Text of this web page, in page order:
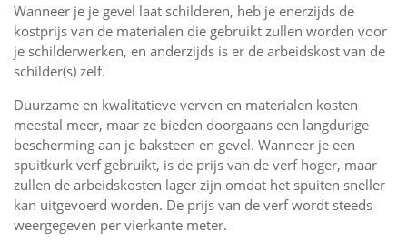
Wanneer je je gevel laat schilderen, heb je enerzijds de
kostprijs van de materialen die gebruikt zullen worden voor
je schilderwerken, en anderzijds is er de arbeidskost van de
schilder(s) zelf.
Duurzame en kwalitatieve verven en materialen kosten
meestal meer, maar ze bieden doorgaans een langdurige
bescherming aan je baksteen en gevel. Wanneer je een
spuitkurk verf gebruikt, is de prijs van de verf hoger, maar
zullen de arbeidskosten lager zijn omdat het spuiten sneller
kan uitgevoerd worden. De prijs van de verf wordt steeds
weergegeven per vierkante meter.